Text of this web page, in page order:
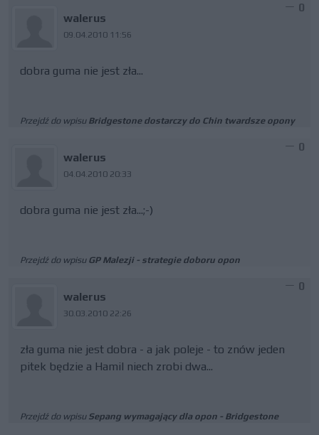
walerus
09.04.2010 11:56
0
dobra guma nie jest zła...
Przejdź do wpisu Bridgestone dostarczy do Chin twardsze opony
walerus
04.04.2010 20:33
0
dobra guma nie jest zła...;-)
Przejdź do wpisu GP Malezji - strategie doboru opon
walerus
30.03.2010 22:26
0
zła guma nie jest dobra - a jak poleje - to znów jeden
pitek będzie a Hamil niech zrobi dwa...
Przejdź do wpisu Sepang wymagający dla opon - Bridgestone